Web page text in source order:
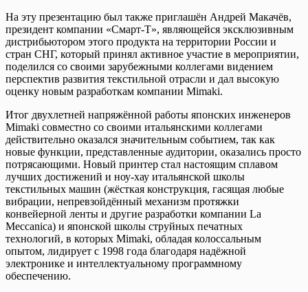
На эту презентацию был также приглашён Андрей Макачёв,
президент компании «Смарт-Т», являющейся эксклюзивным
дистрибьютором этого продукта на территории России и
стран СНГ, который принял активное участие в мероприятии,
поделился со своими зарубежными коллегами видением
перспектив развития текстильной отрасли и дал высокую
оценку новым разработкам компании Mimaki.
Итог двухлетней напряжённой работы японских инженеров
Mimaki совместно со своими итальянскими коллегами
действительно оказался значительным событием, так как
новые функции, представленные аудитории, оказались просто
потрясающими. Новый принтер стал настоящим сплавом
лучших достижений и ноу-хау итальянской школы
текстильных машин (жёсткая конструкция, гасящая любые
вибрации, непревзойдённый механизм протяжки
конвейерной ленты и другие разработки компании La
Meccanica) и японской школы струйных печатных
технологий, в которых Mimaki, обладая колоссальным
опытом, лидирует с 1998 года благодаря надёжной
электронике и интеллектуальному программному
обеспечению.